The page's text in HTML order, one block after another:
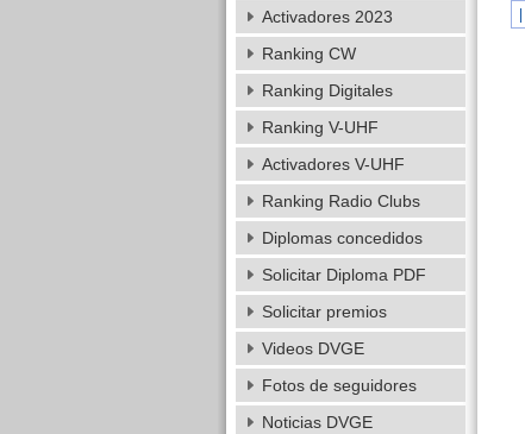
Activadores 2023
Ranking CW
Ranking Digitales
Ranking V-UHF
Activadores V-UHF
Ranking Radio Clubs
Diplomas concedidos
Solicitar Diploma PDF
Solicitar premios
Videos DVGE
Fotos de seguidores
Noticias DVGE